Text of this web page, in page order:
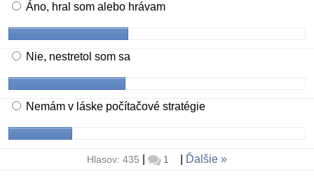
Áno, hral som alebo hrávam
Nie, nestretol som sa
Nemám v láske počítačové stratégie
Hlasov: 435 1 Ďalšie